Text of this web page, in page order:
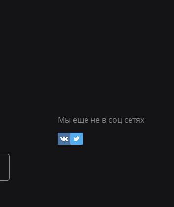
Мы еще не в соц сетях